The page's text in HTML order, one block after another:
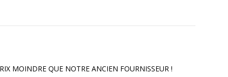
1
MOINDRE QUE NOTRE ANCIEN FOURNISSEUR !